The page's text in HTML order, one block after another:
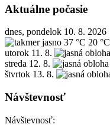
Aktuálne počasie
dnes, pondelok 10. 8. 2026
37 °C 20 °C
utorok 11. 8.
streda 12. 8.
štvrtok 13. 8.
Návštevnosť
Návštevnosť: